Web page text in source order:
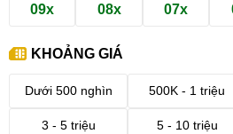
09x 08x 07x
KHOẢNG GIÁ
Dưới 500 nghìn 500K - 1 triệu
3 - 5 triệu 5 - 10 triệu